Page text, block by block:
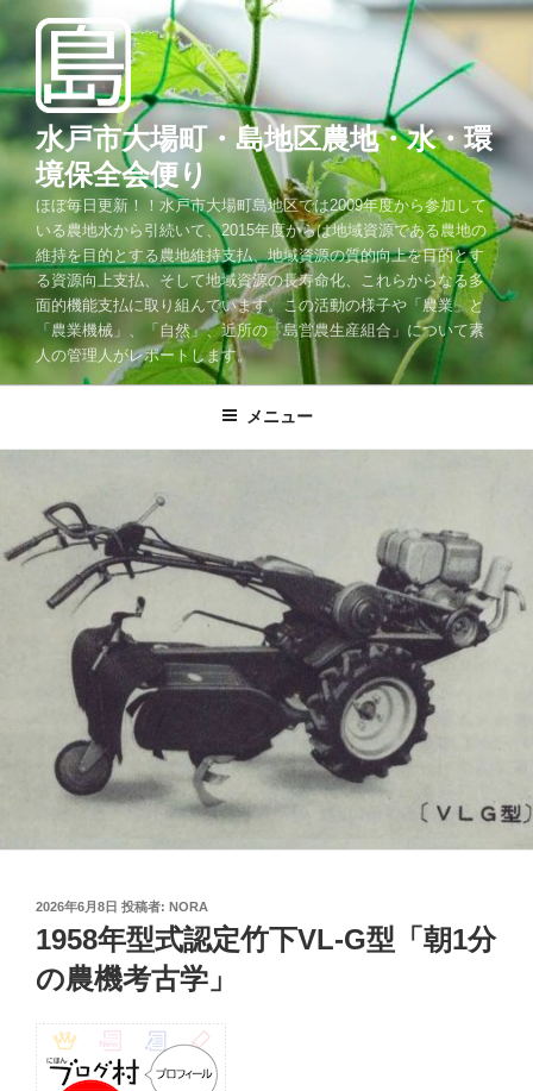
テ
ン
ツ
へ
ス
ッ
プ
水戸市大場町・島地区農地・水・環
境保全会便り
ほぼ毎日更新！！水戸市大場町島地区では2009年度から参加して
いる農地水から引続いて、2015年度からは地域資源である農地の
維持を目的とする農地維持支払、地域資源の質的向上を目的とす
る資源向上支払、そして地域資源の長寿命化、これらからなる多
面的機能支払に取り組んでいます。この活動の様子や「農業」と
「農業機械」、「自然」、近所の「島営農生産組合」について素
人の管理人がレポートします。
メニュー
投
稿
日:
2026年6月8日 投稿者: NORA
1958年型式認定竹下VL-G型「朝1分
の農機考古学」